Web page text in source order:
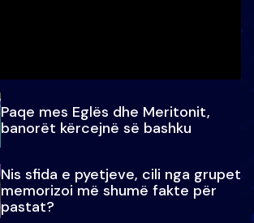
Paqe mes Eglës dhe Meritonit,
banorët kërcejnë së bashku
Nis sfida e pyetjeve, cili nga grupet
memorizoi më shumë fakte për
pastat?